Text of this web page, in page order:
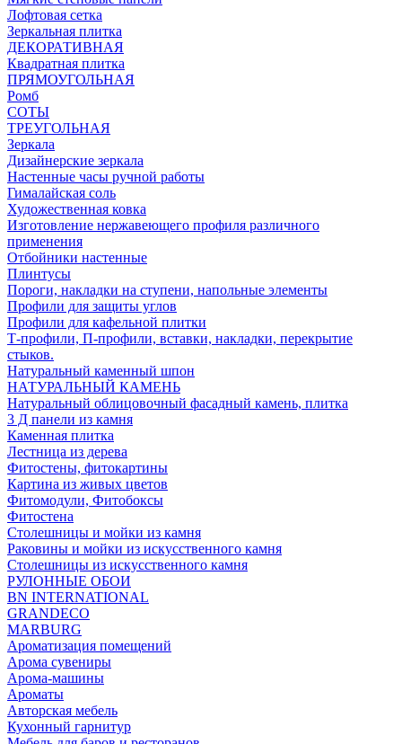
Лофтовая сетка
Зеркальная плитка
ДЕКОРАТИВНАЯ
Квадратная плитка
ПРЯМОУГОЛЬНАЯ
Ромб
СОТЫ
ТРЕУГОЛЬНАЯ
Зеркала
Дизайнерские зеркала
Настенные часы ручной работы
Гималайская соль
Художественная ковка
Изготовление нержавеющего профиля различного
применения
Отбойники настенные
Плинтусы
Пороги, накладки на ступени, напольные элементы
Профили для защиты углов
Профили для кафельной плитки
Т-профили, П-профили, вставки, накладки, перекрытие
стыков.
Натуральный каменный шпон
НАТУРАЛЬНЫЙ КАМЕНЬ
Натуральный облицовочный фасадный камень, плитка
3 Д панели из камня
Каменная плитка
Лестница из дерева
Фитостены, фитокартины
Картина из живых цветов
Фитомодули, Фитобоксы
Фитостена
Столешницы и мойки из камня
Раковины и мойки из искусственного камня
Столешницы из искусственного камня
РУЛОННЫЕ ОБОИ
BN INTERNATIONAL
GRANDECO
MARBURG
Ароматизация помещений
Арома сувениры
Арома-машины
Ароматы
Авторская мебель
Кухонный гарнитур